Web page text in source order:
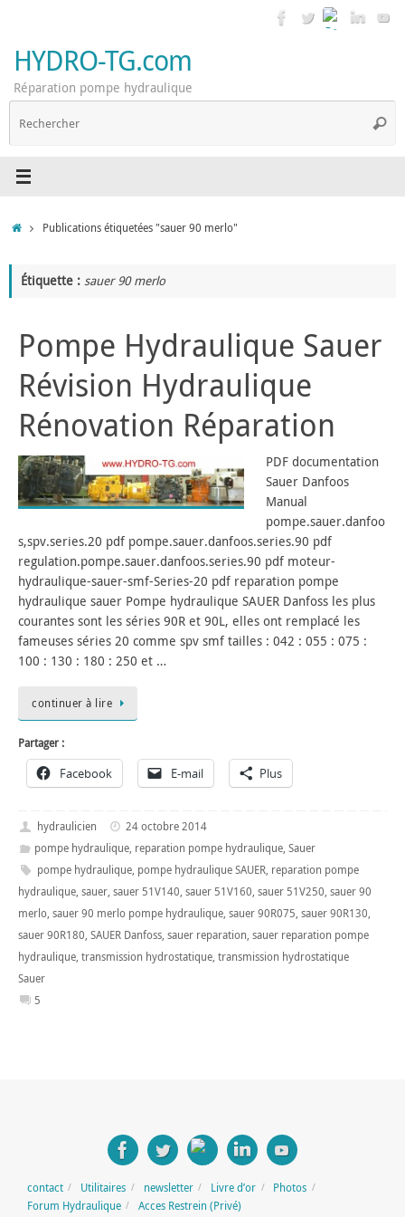
contenu
HYDRO-TG.com
Réparation pompe hydraulique
AccueilPublications étiquetées "sauer 90 merlo"
Étiquette : sauer 90 merlo
Pompe Hydraulique Sauer
Révision Hydraulique
Rénovation Réparation
PDF documentation
Sauer Danfoos
Manual
pompe.sauer.danfoo
s,spv.series.20 pdf pompe.sauer.danfoos.series.90 pdf
regulation.pompe.sauer.danfoos.series.90 pdf moteur-
hydraulique-sauer-smf-Series-20 pdf reparation pompe
hydraulique sauer Pompe hydraulique SAUER Danfoss les plus
courantes sont les séries 90R et 90L, elles ont remplacé les
fameuses séries 20 comme spv smf tailles : 042 : 055 : 075 :
100 : 130 : 180 : 250 et …
continuer à lire
Partager :
Facebook E-mail Plus
hydraulicien
24 octobre 2014
pompe hydraulique, reparation pompe hydraulique, Sauer
pompe hydraulique, pompe hydraulique SAUER, reparation pompe
hydraulique, sauer, sauer 51V140, sauer 51V160, sauer 51V250, sauer 90
merlo, sauer 90 merlo pompe hydraulique, sauer 90R075, sauer 90R130,
sauer 90R180, SAUER Danfoss, sauer reparation, sauer reparation pompe
hydraulique, transmission hydrostatique, transmission hydrostatique
Sauer
5
contact Utilitaires newsletter Livre d’or
Photos
Forum Hydraulique
Acces Restrein (Privé)